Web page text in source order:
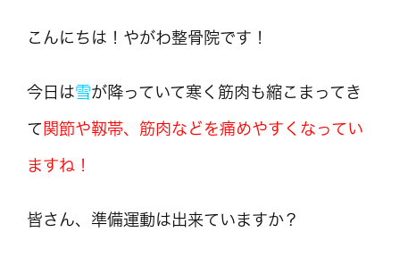
こんにちは！やがわ整骨院です！
今日は雪が降っていて寒く筋肉も縮こまってき
て 関節や靱帯、筋肉などを痛めやすくなってい
ますね！
皆さん、準備運動は出来ていますか？